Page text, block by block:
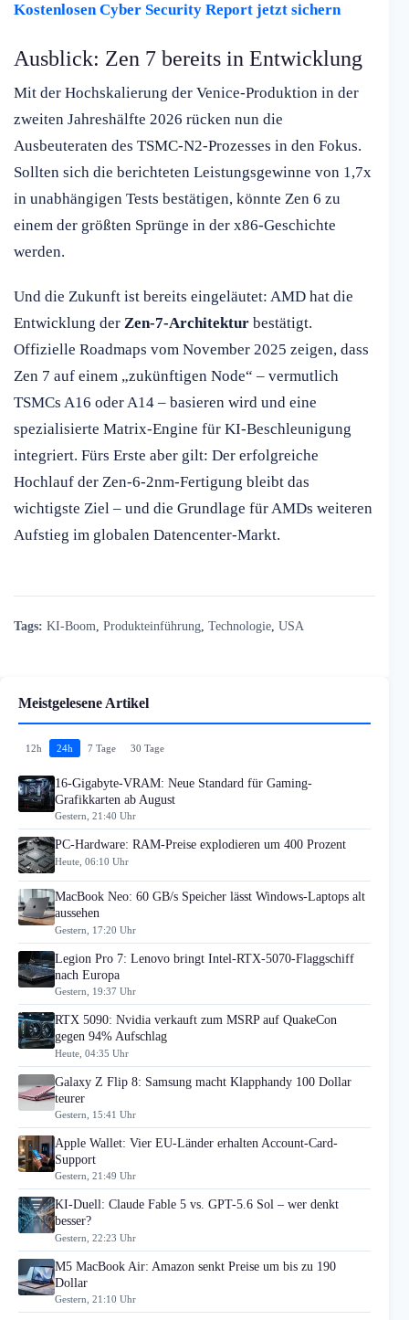
Kostenlosen Cyber Security Report jetzt sichern
Ausblick: Zen 7 bereits in Entwicklung
Mit der Hochskalierung der Venice-Produktion in der
zweiten Jahreshälfte 2026 rücken nun die
Ausbeuteraten des TSMC-N2-Prozesses in den Fokus.
Sollten sich die berichteten Leistungsgewinne von 1,7x
in unabhängigen Tests bestätigen, könnte Zen 6 zu
einem der größten Sprünge in der x86-Geschichte
werden.
Und die Zukunft ist bereits eingeläutet: AMD hat die
Entwicklung der Zen-7-Architektur bestätigt.
Offizielle Roadmaps vom November 2025 zeigen, dass
Zen 7 auf einem „zukünftigen Node“ – vermutlich
TSMCs A16 oder A14 – basieren wird und eine
spezialisierte Matrix-Engine für KI-Beschleunigung
integriert. Fürs Erste aber gilt: Der erfolgreiche
Hochlauf der Zen-6-2nm-Fertigung bleibt das
wichtigste Ziel – und die Grundlage für AMDs weiteren
Aufstieg im globalen Datencenter-Markt.
Tags: KI-Boom Produkteinführung Technologie USA
Meistgelesene Artikel
12h 24h 7 Tage 30 Tage
16-Gigabyte-VRAM: Neue Standard für Gaming-
Grafikkarten ab August
Gestern, 21:40 Uhr
PC-Hardware: RAM-Preise explodieren um 400 Prozent
Heute, 06:10 Uhr
MacBook Neo: 60 GB/s Speicher lässt Windows-Laptops alt
aussehen
Gestern, 17:20 Uhr
Legion Pro 7: Lenovo bringt Intel-RTX-5070-Flaggschiff
nach Europa
Gestern, 19:37 Uhr
RTX 5090: Nvidia verkauft zum MSRP auf QuakeCon
gegen 94% Aufschlag
Heute, 04:35 Uhr
Galaxy Z Flip 8: Samsung macht Klapphandy 100 Dollar
teurer
Gestern, 15:41 Uhr
Apple Wallet: Vier EU-Länder erhalten Account-Card-
Support
Gestern, 21:49 Uhr
KI-Duell: Claude Fable 5 vs. GPT-5.6 Sol – wer denkt
besser?
Gestern, 22:23 Uhr
M5 MacBook Air: Amazon senkt Preise um bis zu 190
Dollar
Gestern, 21:10 Uhr